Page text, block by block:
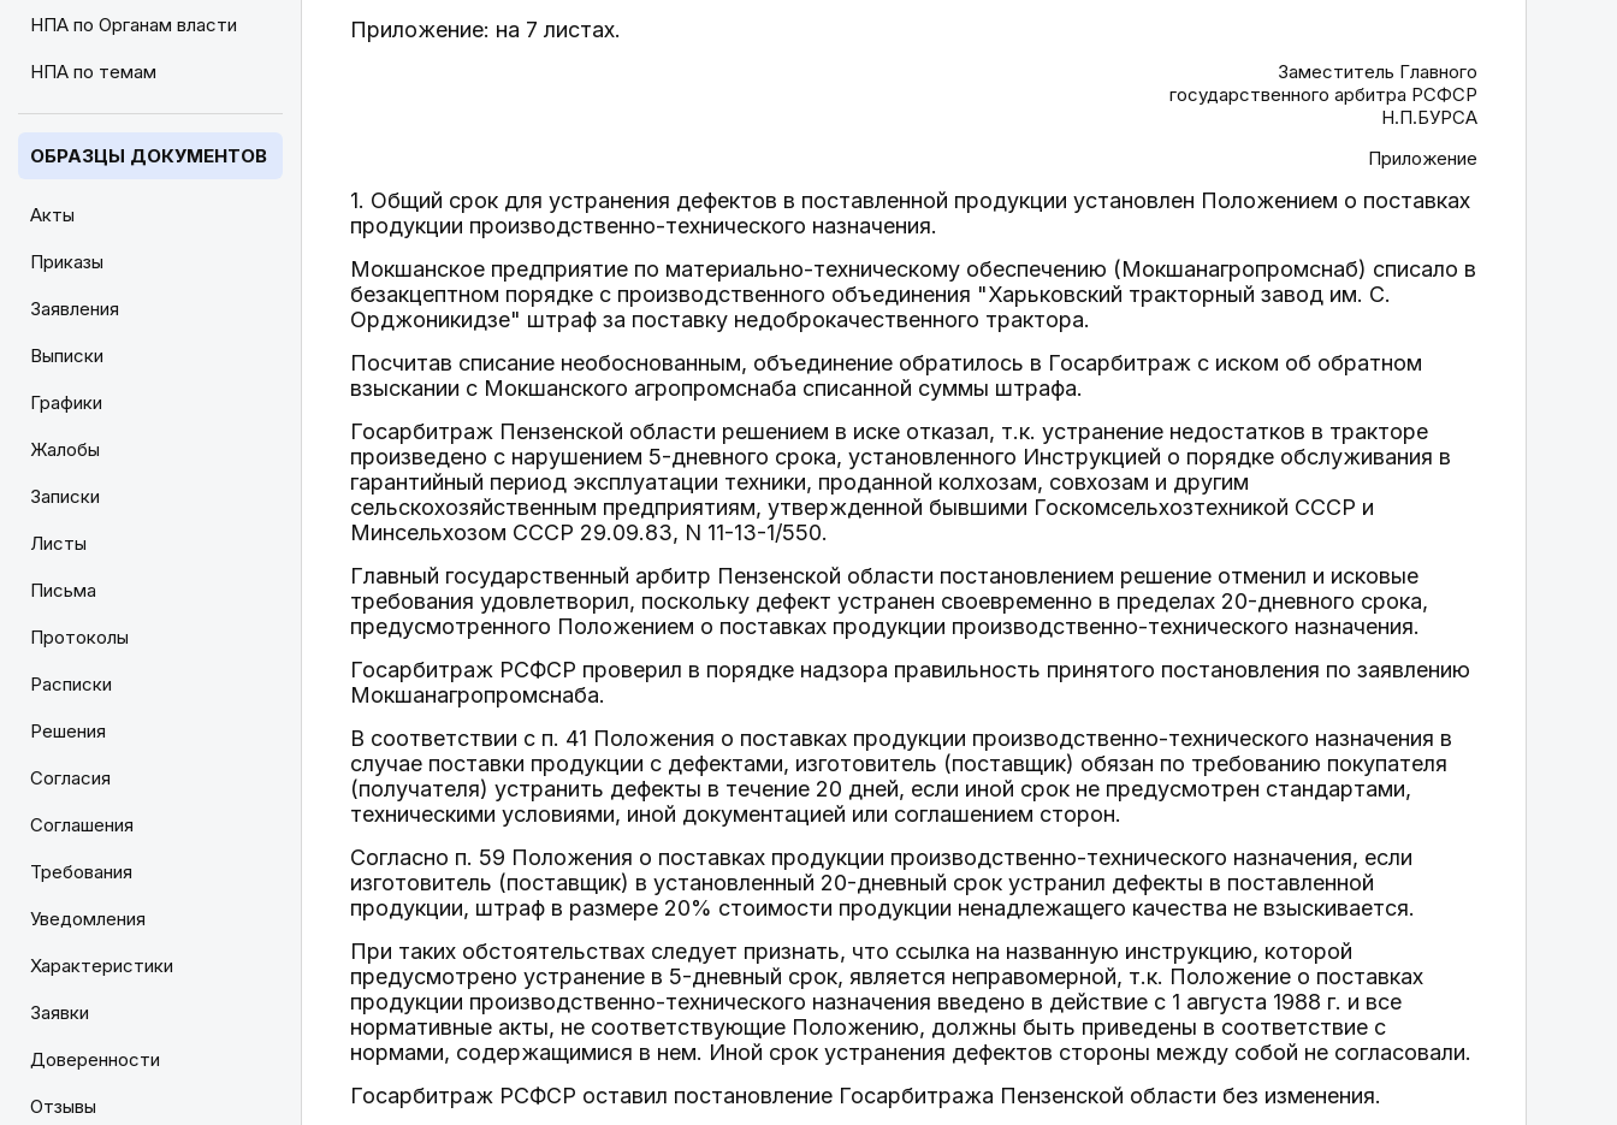
НПА по Органам власти
НПА по темам
ОБРАЗЦЫ ДОКУМЕНТОВ
Акты
Приказы
Заявления
Выписки
Графики
Жалобы
Записки
Листы
Письма
Протоколы
Расписки
Решения
Согласия
Соглашения
Требования
Уведомления
Характеристики
Заявки
Доверенности
Отзывы
Приложение: на 7 листах.
Заместитель Главного
государственного арбитра РСФСР
Н.П.БУРСА
Приложение
1. Общий срок для устранения дефектов в поставленной продукции установлен Положением о поставках
продукции производственно-технического назначения.
Мокшанское предприятие по материально-техническому обеспечению (Мокшанагропромснаб) списало в
безакцептном порядке с производственного объединения "Харьковский тракторный завод им. С.
Орджоникидзе" штраф за поставку недоброкачественного трактора.
Посчитав списание необоснованным, объединение обратилось в Госарбитраж с иском об обратном
взыскании с Мокшанского агропромснаба списанной суммы штрафа.
Госарбитраж Пензенской области решением в иске отказал, т.к. устранение недостатков в тракторе
произведено с нарушением 5-дневного срока, установленного Инструкцией о порядке обслуживания в
гарантийный период эксплуатации техники, проданной колхозам, совхозам и другим
сельскохозяйственным предприятиям, утвержденной бывшими Госкомсельхозтехникой СССР и
Минсельхозом СССР 29.09.83, N 11-13-1/550.
Главный государственный арбитр Пензенской области постановлением решение отменил и исковые
требования удовлетворил, поскольку дефект устранен своевременно в пределах 20-дневного срока,
предусмотренного Положением о поставках продукции производственно-технического назначения.
Госарбитраж РСФСР проверил в порядке надзора правильность принятого постановления по заявлению
Мокшанагропромснаба.
В соответствии с п. 41 Положения о поставках продукции производственно-технического назначения в
случае поставки продукции с дефектами, изготовитель (поставщик) обязан по требованию покупателя
(получателя) устранить дефекты в течение 20 дней, если иной срок не предусмотрен стандартами,
техническими условиями, иной документацией или соглашением сторон.
Согласно п. 59 Положения о поставках продукции производственно-технического назначения, если
изготовитель (поставщик) в установленный 20-дневный срок устранил дефекты в поставленной
продукции, штраф в размере 20% стоимости продукции ненадлежащего качества не взыскивается.
При таких обстоятельствах следует признать, что ссылка на названную инструкцию, которой
предусмотрено устранение в 5-дневный срок, является неправомерной, т.к. Положение о поставках
продукции производственно-технического назначения введено в действие с 1 августа 1988 г. и все
нормативные акты, не соответствующие Положению, должны быть приведены в соответствие с
нормами, содержащимися в нем. Иной срок устранения дефектов стороны между собой не согласовали.
Госарбитраж РСФСР оставил постановление Госарбитража Пензенской области без изменения.